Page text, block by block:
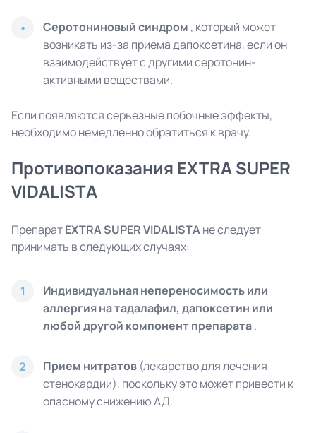
Серотониновый синдром , который может
возникать из-за приема дапоксетина, если он
взаимодействует с другими серотонин-
активными веществами.
Если появляются серьезные побочные эффекты,
необходимо немедленно обратиться к врачу.
Противопоказания EXTRA SUPER
VIDALISTA
ПрепаратEXTRA SUPERVIDALISTAне следует
принимать в следующих случаях:
1
Индивидуальная непереносимость или
аллергия на тадалафил, дапоксетин или
любой другой компонент препарата.
2 Прием нитратов (лекарство для лечения
стенокардии), поскольку это может привести к
опасному снижению АД.